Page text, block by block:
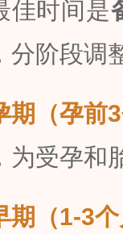
佳时间是
分阶段调
期（孕前3
为受孕和
期（1-3个